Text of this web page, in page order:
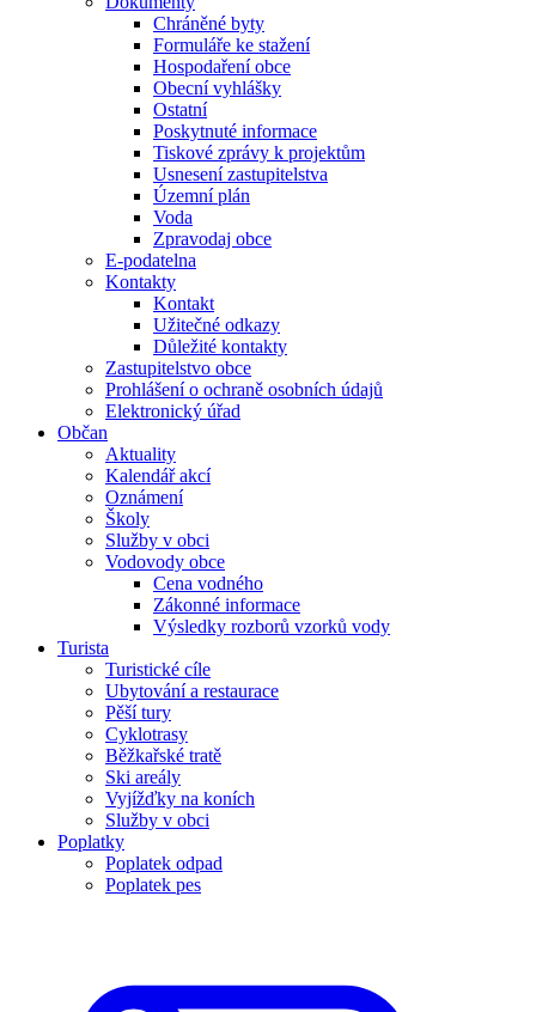
Chráněné byty
Formuláře ke stažení
Hospodaření obce
Obecní vyhlášky
Ostatní
Poskytnuté informace
Tiskové zprávy k projektům
Usnesení zastupitelstva
Územní plán
Voda
Zpravodaj obce
E-podatelna
Kontakty
Kontakt
Užitečné odkazy
Důležité kontakty
Zastupitelstvo obce
Prohlášení o ochraně osobních údajů
Elektronický úřad
Občan
Aktuality
Kalendář akcí
Oznámení
Školy
Služby v obci
Vodovody obce
Cena vodného
Zákonné informace
Výsledky rozborů vzorků vody
Turista
Turistické cíle
Ubytování a restaurace
Pěší tury
Cyklotrasy
Běžkařské tratě
Ski areály
Vyjížďky na koních
Služby v obci
Poplatky
Poplatek odpad
Poplatek pes